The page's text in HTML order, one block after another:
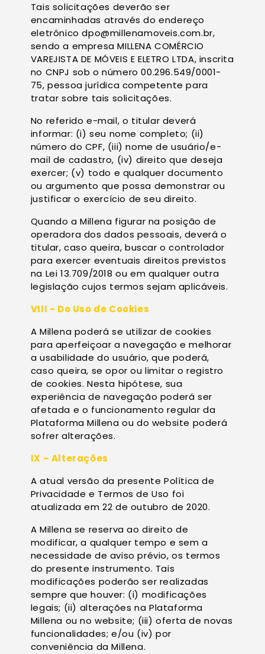
Tais solicitações deverão ser
encaminhadas através do endereço
eletrônico dpo@millenamoveis.com.br,
sendo a empresa MILLENA COMÉRCIO
VAREJISTA DE MÓVEIS E ELETRO LTDA, inscrita
no CNPJ sob o número 00.296.549/0001-
75, pessoa jurídica competente para
tratar sobre tais solicitações.
No referido e-mail, o titular deverá
informar: (i) seu nome completo; (ii)
número do CPF, (iii) nome de usuário/e-
mail de cadastro, (iv) direito que deseja
exercer; (v) todo e qualquer documento
ou argumento que possa demonstrar ou
justificar o exercício de seu direito.
Quando a Millena figurar na posição de
operadora dos dados pessoais, deverá o
titular, caso queira, buscar o controlador
para exercer eventuais direitos previstos
na Lei 13.709/2018 ou em qualquer outra
legislação cujos termos sejam aplicáveis.
VIII - Do Uso de Cookies
A Millena poderá se utilizar de cookies
para aperfeiçoar a navegação e melhorar
a usabilidade do usuário, que poderá,
caso queira, se opor ou limitar o registro
de cookies. Nesta hipótese, sua
experiência de navegação poderá ser
afetada e o funcionamento regular da
Plataforma Millena ou do website poderá
sofrer alterações.
IX – Alterações
A atual versão da presente Política de
Privacidade e Termos de Uso foi
atualizada em 22 de outubro de 2020.
A Millena se reserva ao direito de
modificar, a qualquer tempo e sem a
necessidade de aviso prévio, os termos
do presente instrumento. Tais
modificações poderão ser realizadas
sempre que houver: (i) modificações
legais; (ii) alterações na Plataforma
Millena ou no website; (iii) oferta de novas
funcionalidades; e/ou (iv) por
conveniência da Millena.